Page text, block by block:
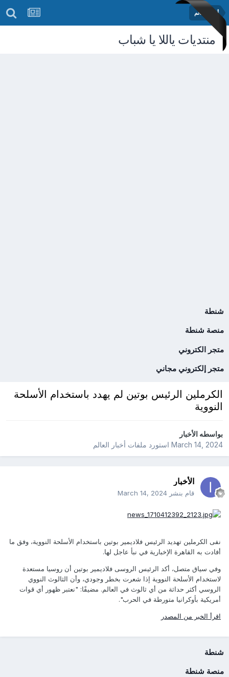
أخبار العالم
منتديات ياللا يا شباب
شنطة
منصة شنطة
متجر الكتروني
متجر إلكتروني مجاني
الكرملين الرئيس بوتين لم يهدد باستخدام الأسلحة
النووية
بواسطهالأخبار
March 14, 2024استورد ملفات أخبار العالم
الأخبار
قام بنشر March 14, 2024
نفى الكرملين تهديد الرئيس فلاديمير بوتين باستخدام الأسلحة النووية، وفق ما
أفادت به القاهرة الإخبارية في نبأ عاجل لها.
وفي سياق متصل، أكد الرئيس الروسى فلاديمير بوتين أن روسيا مستعدة
لاستخدام الأسلحة النووية إذا شعرت بخطر وجودي، وأن الثالوث النووي
الروسي أكثر حداثة من أي ثالوث في العالم. مضيفًا: "نعتبر ظهور أي قوات
أمريكية بأوكرانيا متورطة في الحرب".
اقرأ الخبر من المصدر
شنطة
منصة شنطة